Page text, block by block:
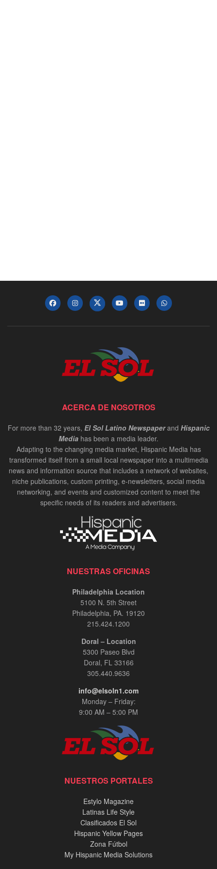
ACERCA DE NOSOTROS
For more than 32 years, El Sol Latino Newspaperand Hispanic
Media has been a media leader.
Adapting to the changing media market, Hispanic Media has
transformed itself from a small local newspaper into a multimedia
news and information source that includes a network of websites,
niche publications, custom printing, e-newsletters, social media
networking, and events and customized content to meet the
specific needs of its readers and advertisers.
NUESTRAS OFICINAS
Philadelphia Location
5100 N. 5th Street
Philadelphia, PA. 19120
215.424.1200
Doral – Location
5300 Paseo Blvd
Doral, FL 33166
305.440.9636
info@elsoln1.com
Monday – Friday:
9:00 AM – 5:00 PM
NUESTROS PORTALES
Estylo Magazine
Latinas Life Style
Clasificados El Sol
Hispanic Yellow Pages
Zona Fútbol
My Hispanic Media Solutions